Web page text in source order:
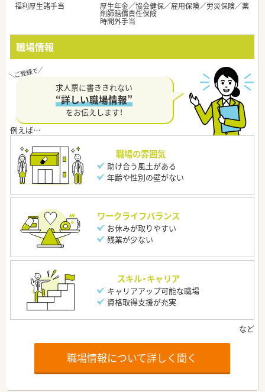
福利厚生諸手当
厚生年金／協会健保／雇用保険／労災保険／薬
剤師賠償責任保険
時間外手当
職場情報
求人票に書ききれない
“詳しい職場情報”
をお伝えします！
職場の雰囲気
助け合う風土がある
年齢や性別の壁がない
ワークライフバランス
お休みが取りやすい
残業が少ない
スキル・キャリア
キャリアアップ可能な職場
資格取得支援が充実
職場情報について詳しく聞く